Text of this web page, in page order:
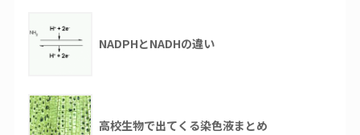
NADPHとNADHの違い
高校生物で出てくる染色液まとめ